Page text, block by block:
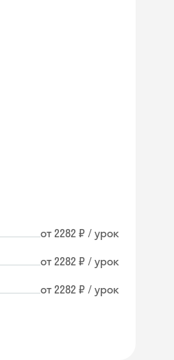
от 2282 ₽ / урок
от 2282 ₽ / урок
от 2282 ₽ / урок